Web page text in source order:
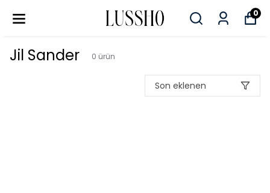
0
Jil Sander 0 ürün
Son eklenen